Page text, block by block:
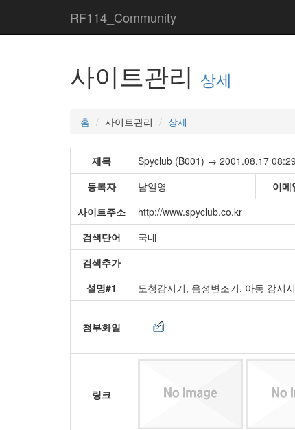
RF114_Community
사이트관리 상세
홈 사이트관리 상세
제목
Spyclub (B001) → 2001.08.17
등록자
남일영 이메
사이트주소
http://www.spyclub.co.kr
검색단어
국내
검색추가
설명#1
도청감지기, 음성변조기, 아동 감시
첨부화일
링크